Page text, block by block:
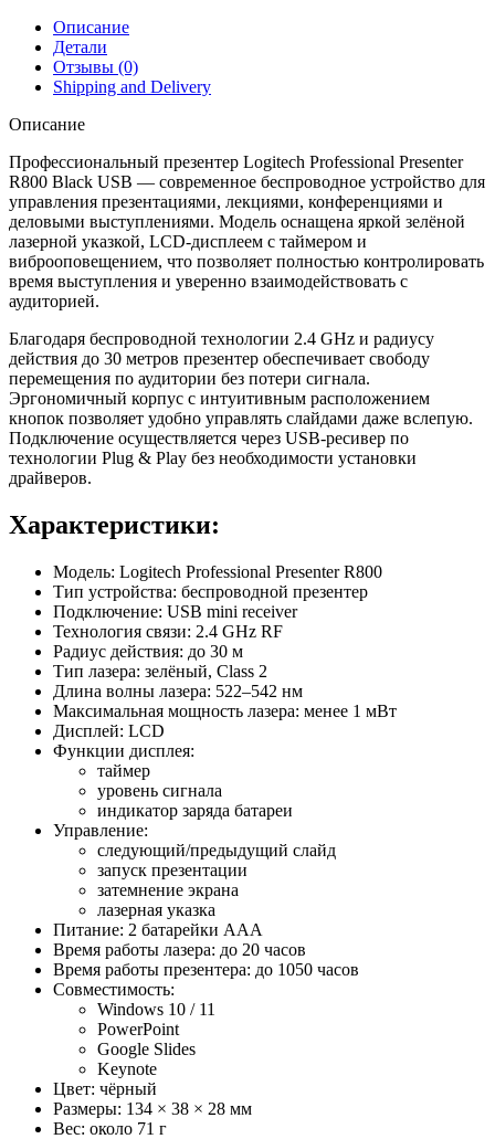
Описание
Детали
Отзывы (0)
Shipping and Delivery
Описание
Профессиональный презентер Logitech Professional Presenter
R800 Black USB — современное беспроводное устройство для
управления презентациями, лекциями, конференциями и
деловыми выступлениями. Модель оснащена яркой зелёной
лазерной указкой, LCD-дисплеем с таймером и
виброоповещением, что позволяет полностью контролировать
время выступления и уверенно взаимодействовать с
аудиторией.
Благодаря беспроводной технологии 2.4 GHz и радиусу
действия до 30 метров презентер обеспечивает свободу
перемещения по аудитории без потери сигнала.
Эргономичный корпус с интуитивным расположением
кнопок позволяет удобно управлять слайдами даже вслепую.
Подключение осуществляется через USB-ресивер по
технологии Plug & Play без необходимости установки
драйверов.
Характеристики:
Модель: Logitech Professional Presenter R800
Тип устройства: беспроводной презентер
Подключение: USB mini receiver
Технология связи: 2.4 GHz RF
Радиус действия: до 30 м
Тип лазера: зелёный, Class 2
Длина волны лазера: 522–542 нм
Максимальная мощность лазера: менее 1 мВт
Дисплей: LCD
Функции дисплея:
таймер
уровень сигнала
индикатор заряда батареи
Управление:
следующий/предыдущий слайд
запуск презентации
затемнение экрана
лазерная указка
Питание: 2 батарейки AAA
Время работы лазера: до 20 часов
Время работы презентера: до 1050 часов
Совместимость:
Windows 10 / 11
PowerPoint
Google Slides
Keynote
Цвет: чёрный
Размеры: 134 × 38 × 28 мм
Вес: около 71 г